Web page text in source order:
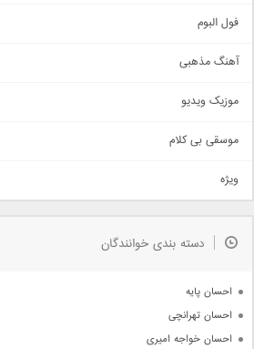
اجتماعی
حماسی
سنتی
اهنگ بندرعباسی
دمو
مذهبی
جدیدترین ها
فول البوم
آهنگ مذهبی
موزیک ویدیو
موسقی بی کلام
ویژه
دسته بندی خوانندگان
احسان پایه
احسان تهرانچی
احسان خواجه امیری